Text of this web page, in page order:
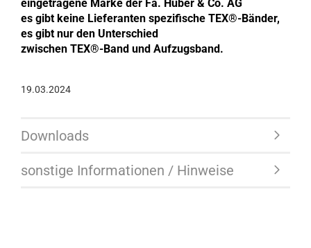
eingetragene Marke der Fa. Huber & Co. AG
es gibt keine Lieferanten spezifische TEX®-Bänder,
es gibt nur den Unterschied
zwischen TEX®-Band und Aufzugsband.
19.03.2024
Downloads
sonstige Informationen / Hinweise